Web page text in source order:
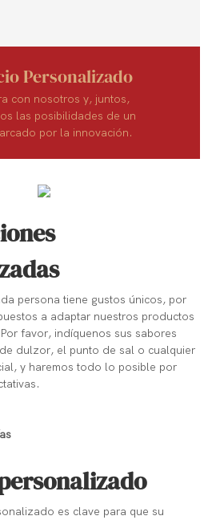
Personalizado
con nosotros y, juntos,
las posibilidades de un
por la innovación.
persona tiene gustos únicos, por
a adaptar nuestros productos
favor, indíquenos sus sabores
dulzor, el punto de sal o cualquier
y haremos todo lo posible por
es clave para que su